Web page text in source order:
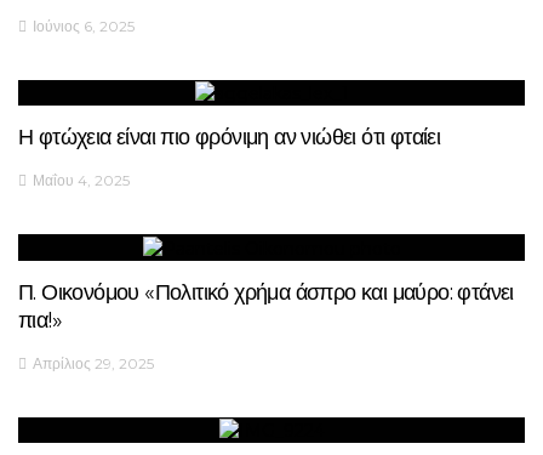
Ιούνιος 6, 2025
Η φτώχεια είναι πιο φρόνιμη αν νιώθει ότι φταίει
Μαΐου 4, 2025
Π. Οικονόμου «Πολιτικό χρήμα άσπρο και μαύρο: φτάνει
πια!»
Απρίλιος 29, 2025